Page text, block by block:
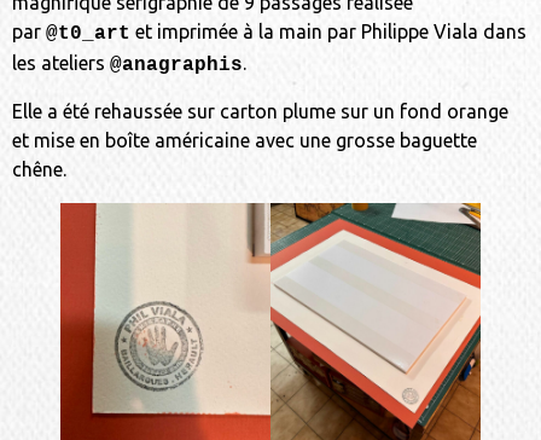
par @t0_art et imprimée à la main par Philippe Viala dans
les ateliers @anagraphis.
Elle a été rehaussée sur carton plume sur un fond orange
et mise en boîte américaine avec une grosse baguette
chêne.